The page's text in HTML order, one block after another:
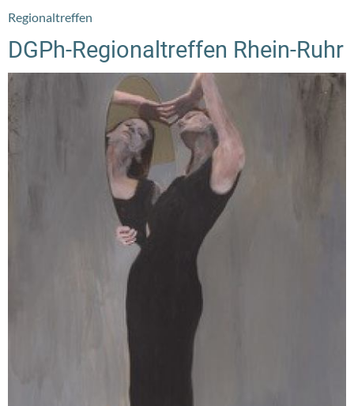
Regionaltreffen
DGPh-Regionaltreffen Rhein-Ruhr